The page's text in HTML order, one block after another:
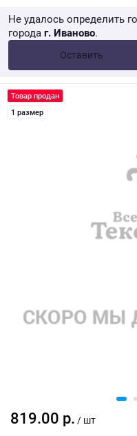
Не удалось определить
города г. Иваново.
Оставить
от 10 000 ₽
Товар продан
1 размер
819.00 р. / шт